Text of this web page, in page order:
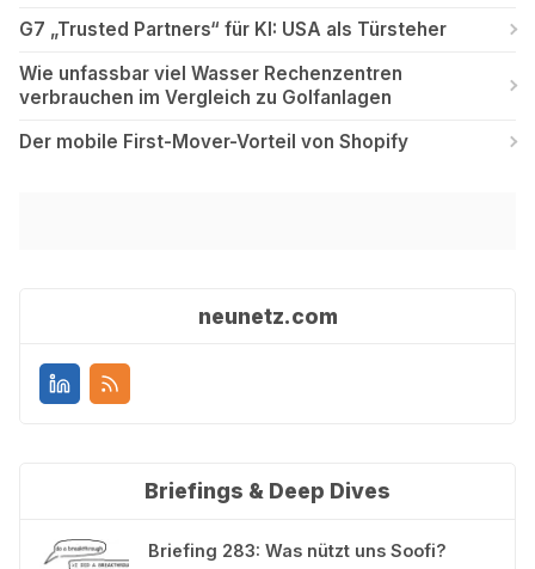
G7 „Trusted Partners“ für KI: USA als Türsteher
Wie unfassbar viel Wasser Rechenzentren
verbrauchen im Vergleich zu Golfanlagen
Der mobile First-Mover-Vorteil von Shopify
neunetz.com
Briefings & Deep Dives
Briefing 283: Was nützt uns Soofi?